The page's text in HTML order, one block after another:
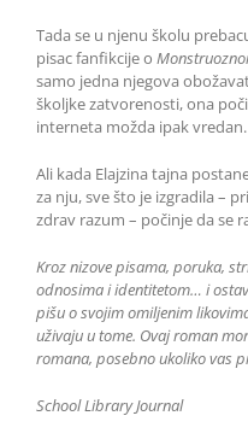
Tada se u njenu školu
pisac fanfikcije o
samo jedna njegova
školjke zatvorenosti, ona
interneta možda ipak vredan.
Ali kada Elajzina tajna
za nju, sve što je izgradila –
zdrav razum – počinje da se
Kroz nizove pisama, poruka,
odnosima i identitetom… i
pišu o svojim omiljenim
uživaju u tome. Ovaj roman
romana, posebno ukoliko vas
School Library Journal